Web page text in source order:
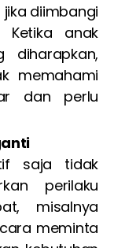
diimbangi
Ketika anak
diharapkan,
memahami
dan perlu
saja tidak
perilaku
misalnya
meminta